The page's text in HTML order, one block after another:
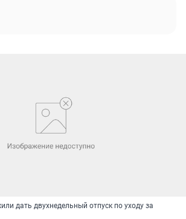
дать двухнедельный отпуск по уходу за